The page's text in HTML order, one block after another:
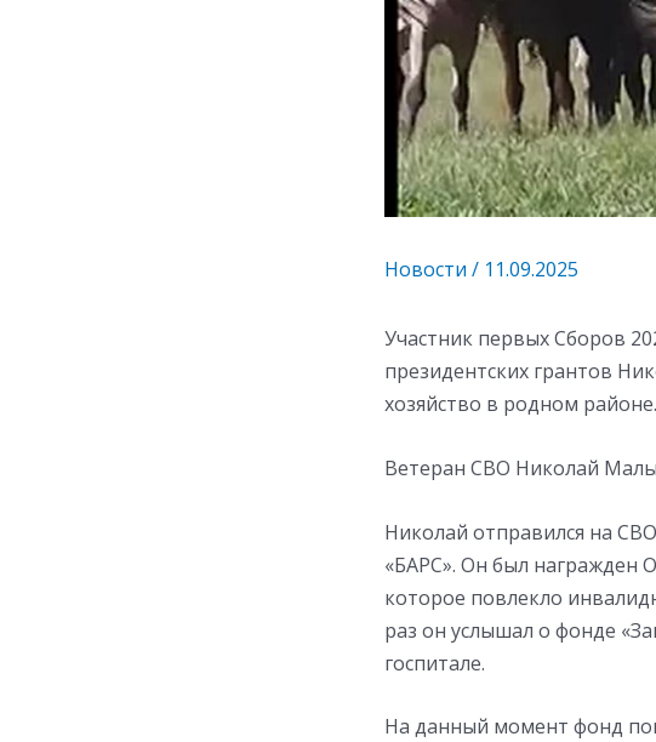
Новости / 11.09.2025
Участник первых Сборов
президентских грантов
хозяйство в родном районе.
Ветеран СВО Николай
Николай отправился на
«БАРС». Он был награжден
которое повлекло
раз он услышал о фонде
госпитале.
На данный момент фонд